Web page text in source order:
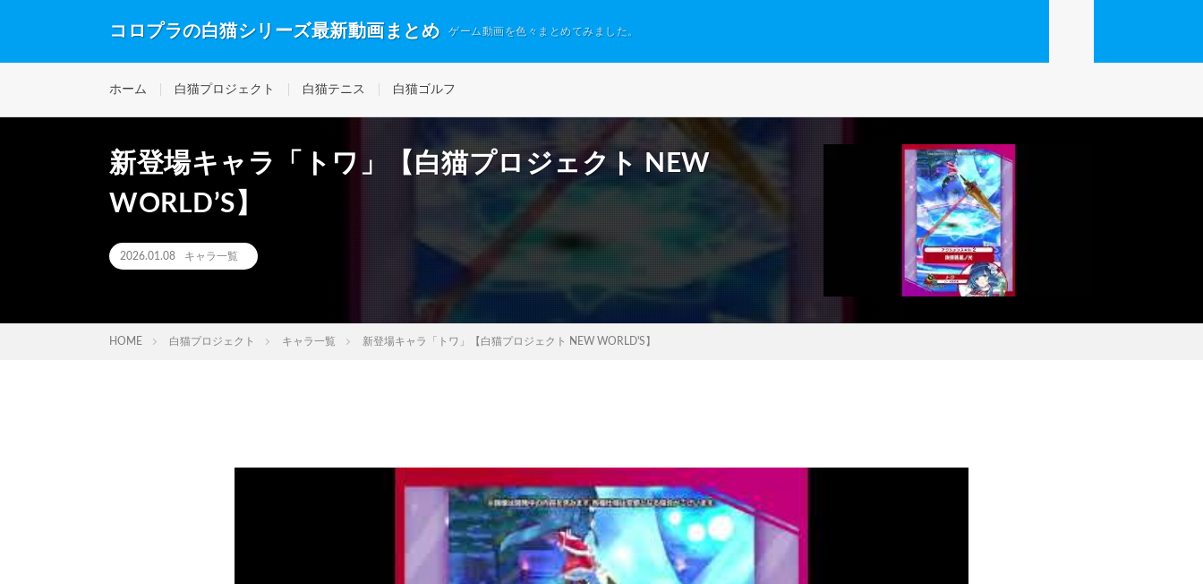
コロプラの白猫シリーズ最新動画まとめ ゲーム動画を色々まとめてみました。
ホーム 白猫プロジェクト 白猫テニス 白猫ゴルフ
新登場キャラ「トワ」【白猫プロジェクト NEW
WORLD’S】
2026.01.08 キャラ一覧
HOME 白猫プロジェクト キャラ一覧 新登場キャラ「トワ」【白猫プロジェクト NEW WORLD'S】